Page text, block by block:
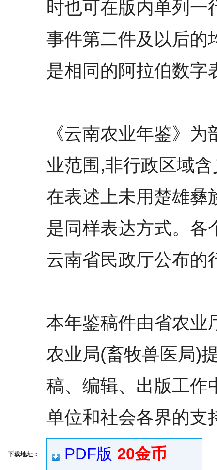
时也可在版内单列一
事件第二件及以后
是相同的阿拉伯数字
《云南农业年鉴》
业范围,非行政区域
在表述上未用楚雄彝
是同样表达方式。各
云南省民政厅公布的
本年鉴稿件由省农业
农业局(畜牧兽医局)
稿、编辑、出版工作
单位和社会各界的支
下载地址： PDF版 20金币